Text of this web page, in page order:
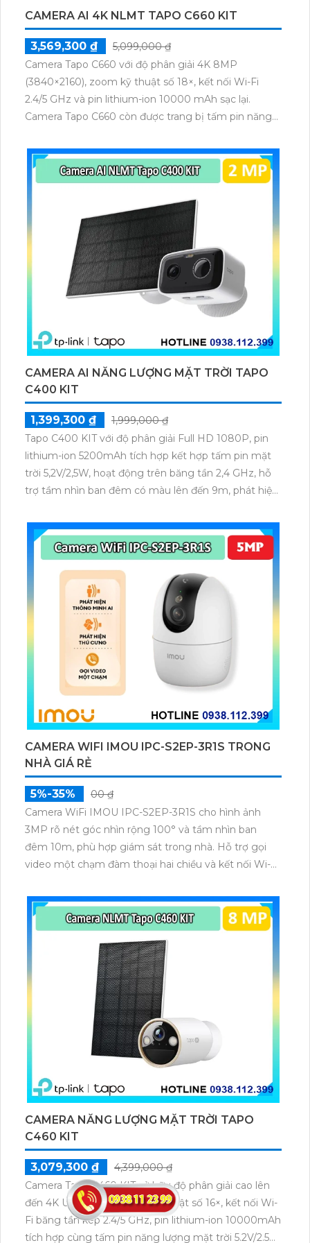
CAMERA AI 4K NLMT TAPO C660 KIT
3,569,300 ₫
5,099,000 ₫
Camera Tapo C660 với độ phân giải 4K 8MP
(3840×2160), zoom kỹ thuật số 18×, kết nối Wi-Fi
2.4/5 GHz và pin lithium-ion 10000 mAh sạc lại.
Camera Tapo C660 còn được trang bị tấm pin năng
thú cưng, phương tiện, lưu trữ thẻ microSD tối đa 512
GB.
CAMERA AI NĂNG LƯỢNG MẶT TRỜI TAPO
C400 KIT
1,399,300 ₫
1,999,000 ₫
Tapo C400 KIT với độ phân giải Full HD 1080P, pin
lithium-ion 5200mAh tích hợp kết hợp tấm pin mặt
trời 5,2V/2,5W, hoạt động trên băng tần 2,4 GHz, hỗ
trợ tầm nhìn ban đêm có màu lên đến 9m, phát hiện
dữ liệu qua thẻ microSD lên đến 512GB.
CAMERA WIFI IMOU IPC-S2EP-3R1S TRONG
NHÀ GIÁ RẺ
5%-35%
00 ₫
Camera WiFi IMOU IPC-S2EP-3R1S cho hình ảnh
3MP rõ nét góc nhìn rộng 100° và tầm nhìn ban
đêm 10m, phù hợp giám sát trong nhà. Hỗ trợ gọi
video một chạm đàm thoại hai chiều và kết nối Wi-Fi
microSD tối đa 256GB hoặc lưu đám mây dễ lắp đặt
cho gia đình và văn phòng nhỏ.
CAMERA NĂNG LƯỢNG MẶT TRỜI TAPO
C460 KIT
3,079,300 ₫
4,399,000 ₫
Camera Tapo C460 KIT sở hữu độ phân giải cao lên
đến 4K UHD 8MP, zoom kỹ thuật số 16×, kết nối Wi-
Fi băng tần kép 2.4/5 GHz, pin lithium-ion 10000mAh
tích hợp cùng tấm pin năng lượng mặt trời 5.2V/2.5W.